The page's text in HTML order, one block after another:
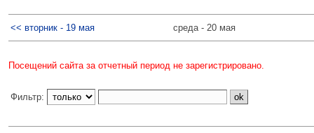
<< вторник - 19 мая среда - 20 мая
Посещений сайта за отчетный период не зарегистрировано.
Фильтр: